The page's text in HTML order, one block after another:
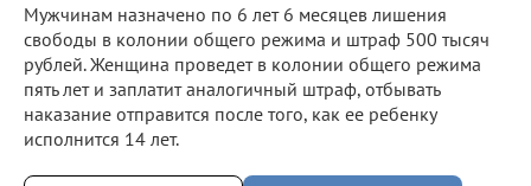
Мужчинам назначено по 6 лет 6 месяцев лишения
свободы в колонии общего режима и штраф 500 тысяч
рублей. Женщина проведет в колонии общего режима
пять лет и заплатит аналогичный штраф, отбывать
наказание отправится после того, как ее ребенку
исполнится 14 лет.